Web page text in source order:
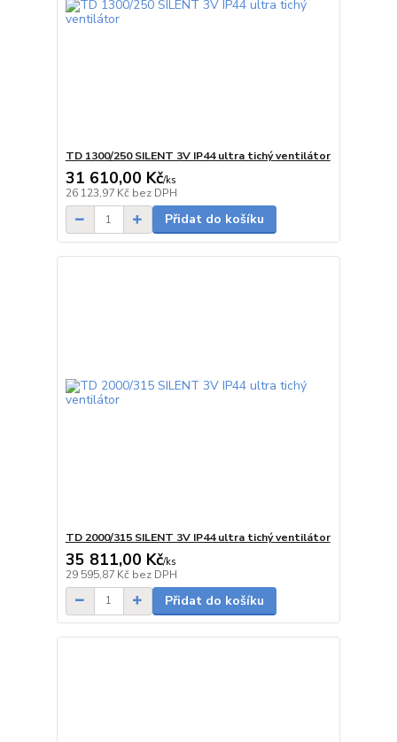
TD 1300/250 SILENT 3V IP44 ultra tichý ventilátor
31 610,00 Kč/ks
26 123,97 Kč bez DPH
Přidat do košíku
TD 2000/315 SILENT 3V IP44 ultra tichý ventilátor
35 811,00 Kč/ks
29 595,87 Kč bez DPH
Přidat do košíku